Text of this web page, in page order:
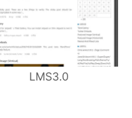
LMS3.0